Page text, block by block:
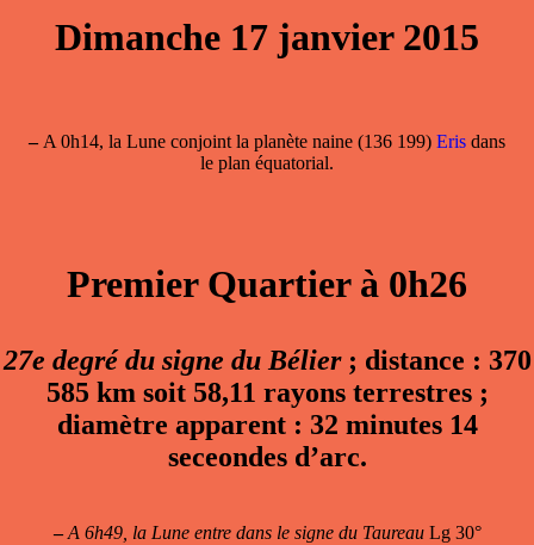
Dimanche 17 janvier 2015
–A 0h14, la Lune conjoint la planète naine (136 199) Eris dans
le plan équatorial.
Premier Quartier à 0h26
27e degré du signe du Bélier; distance : 370
585 km soit 58,11 rayons terrestres ;
diamètre apparent : 32 minutes 14
seceondes d’arc.
– A 6h49, la Lune entre dans le signe du TaureauLg 30°